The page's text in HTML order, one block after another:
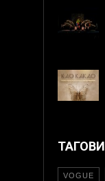
ТАГОВИ
VOGUE